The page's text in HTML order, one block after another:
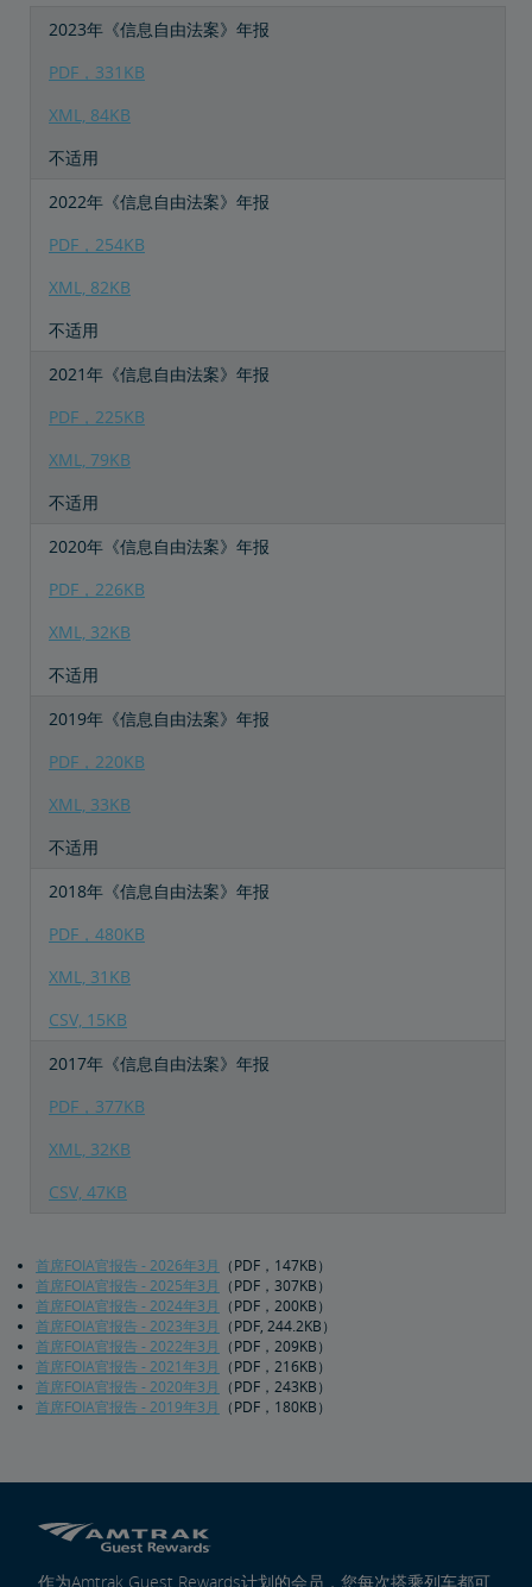
未来铁路
Amtrak Airo
新一代Acela
基础设施改造
Northeast Corridor列车
Amtrak赠款门户网站
2023年《信息自由法案》年报
PDF，331KB
XML, 84KB
不适用
2022年《信息自由法案》年报
PDF，254KB
XML, 82KB
不适用
2021年《信息自由法案》年报
PDF，225KB
XML, 79KB
不适用
2020年《信息自由法案》年报
PDF，226KB
XML, 32KB
不适用
2019年《信息自由法案》年报
PDF，220KB
XML, 33KB
不适用
2018年《信息自由法案》年报
PDF，480KB
XML, 31KB
CSV, 15KB
2017年《信息自由法案》年报
PDF，377KB
XML, 32KB
CSV, 47KB
首席FOIA官报告 - 2026年3月 （PDF，147KB）
首席FOIA官报告 - 2025年3月 （PDF，307KB）
首席FOIA官报告 - 2024年3月 （PDF，200KB）
首席FOIA官报告 - 2023年3月 （PDF, 244.2KB）
首席FOIA官报告 - 2022年3月 （PDF，209KB）
首席FOIA官报告 - 2021年3月 （PDF，216KB）
首席FOIA官报告 - 2020年3月 （PDF，243KB）
首席FOIA官报告 - 2019年3月 （PDF，180KB）
作为Amtrak Guest Rewards计划的会员，您每次搭乘列车都可